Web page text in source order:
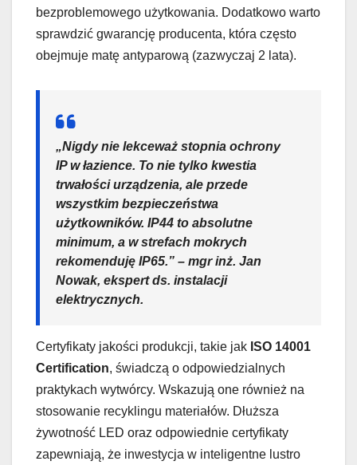
bezproblemowego użytkowania. Dodatkowo warto
sprawdzić gwarancję producenta, która często
obejmuje matę antyparową (zazwyczaj 2 lata).
„Nigdy nie lekceważ stopnia ochrony
IP w łazience. To nie tylko kwestia
trwałości urządzenia, ale przede
wszystkim bezpieczeństwa
użytkowników. IP44 to absolutne
minimum, a w strefach mokrych
rekomenduję IP65.” – mgr inż. Jan
Nowak, ekspert ds. instalacji
elektrycznych.
Certyfikaty jakości produkcji, takie jak ISO 14001
Certification, świadczą o odpowiedzialnych
praktykach wytwórcy. Wskazują one również na
stosowanie recyklingu materiałów. Dłuższa
żywotność LED oraz odpowiednie certyfikaty
zapewniają, że inwestycja w inteligentne lustro